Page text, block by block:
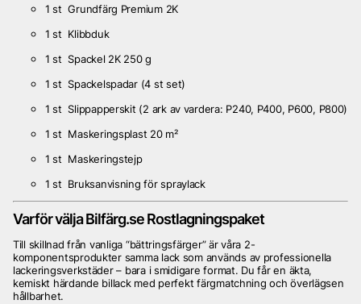
1 st Grundfärg Premium 2K
1 st Klibbduk
1 st Spackel 2K 250 g
1 st Spackelspadar (4 st set)
1 st Slippapperskit (2 ark av vardera: P240, P400, P600, P800)
1 st Maskeringsplast 20 m²
1 st Maskeringstejp
1 st Bruksanvisning för spraylack
Varför välja Bilfärg.se Rostlagningspaket
Till skillnad från vanliga “bättringsfärger” är våra 2-
komponentsprodukter samma lack som används av professionella
lackeringsverkstäder – bara i smidigare format. Du får en äkta,
kemiskt härdande billack med perfekt färgmatchning och överlägsen
hållbarhet.